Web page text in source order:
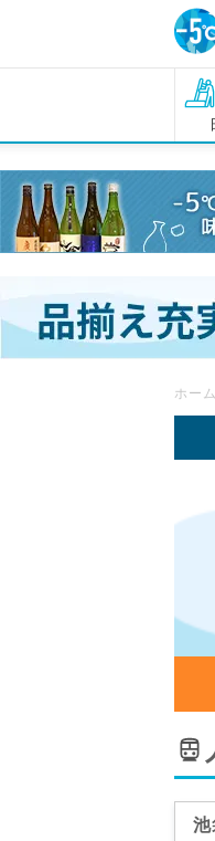
ホーム